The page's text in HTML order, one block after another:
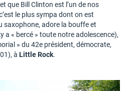
et que Bill Clinton est l’un de nos
le plus sympa dont on est
saxophone, adore la bouffe et
a « bercé » toute notre adolescence),
» du 42e président, démocrate,
à Little Rock.